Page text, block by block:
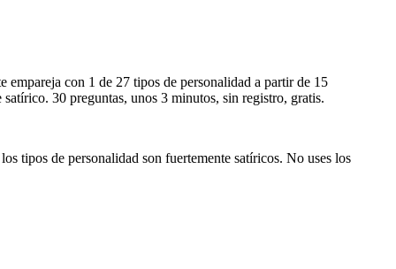
con 1 de 27 tipos de personalidad a partir de 15
30 preguntas, unos 3 minutos, sin registro, gratis.
tipos de personalidad son fuertemente satíricos. No uses los